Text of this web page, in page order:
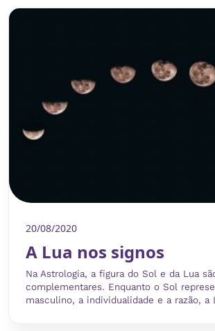
20/08/2020
A Lua nos signos
Na Astrologia, a figura do Sol e da Lua
complementares. Enquanto o Sol
masculino, a individualidade e a razão, a